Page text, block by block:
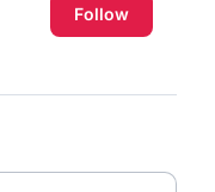
Follow